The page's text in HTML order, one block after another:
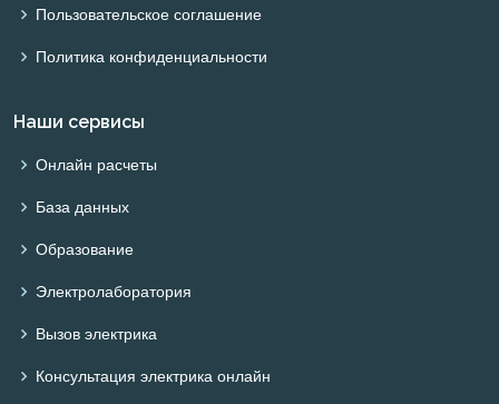
Пользовательское соглашение
Политика конфиденциальности
Наши сервисы
Онлайн расчеты
База данных
Образование
Электролаборатория
Вызов электрика
Консультация электрика онлайн